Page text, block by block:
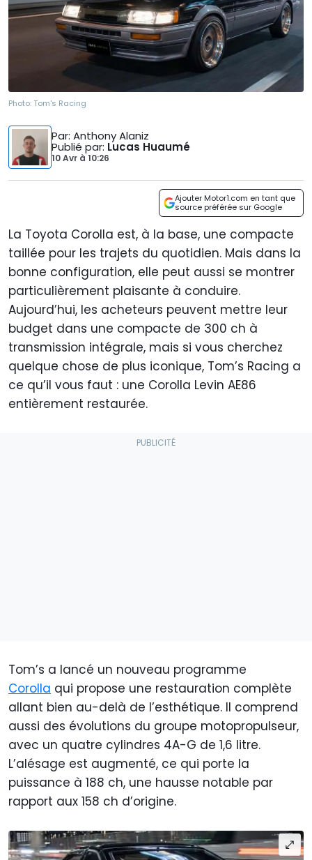
Photo: Tom's Racing
Par: Anthony Alaniz
Publié par: Lucas Huaumé
10 Avr à 10:26
Ajouter Motor1.com en tant que
source préférée sur Google
La Toyota Corolla est, à la base, une compacte
taillée pour les trajets du quotidien. Mais dans la
bonne configuration, elle peut aussi se montrer
particulièrement plaisante à conduire.
Aujourd’hui, les acheteurs peuvent mettre leur
budget dans une compacte de 300 ch à
transmission intégrale, mais si vous cherchez
quelque chose de plus iconique, Tom’s Racing a
ce qu’il vous faut : une Corolla Levin AE86
entièrement restaurée.
Tom’s a lancé un nouveau programme
Corolla qui propose une restauration complète
allant bien au-delà de l’esthétique. Il comprend
aussi des évolutions du groupe motopropulseur,
avec un quatre cylindres 4A-G de 1,6 litre.
L’alésage est augmenté, ce qui porte la
puissance à 188 ch, une hausse notable par
rapport aux 158 ch d’origine.